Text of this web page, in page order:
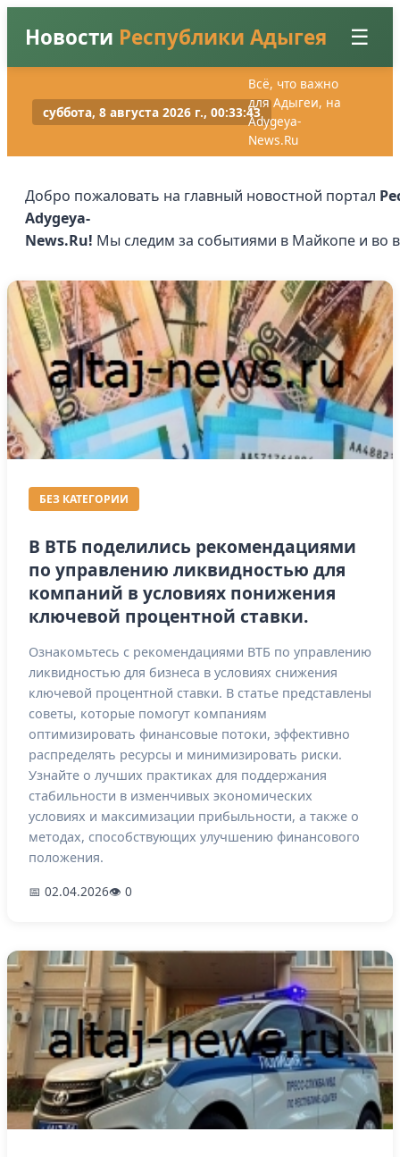
Новости Республики Адыгея ☰
Главная
Новости
Вход
Регистрация
суббота, 8 августа 2026 г., 00:33:44
Всё, что важно
для Адыгеи, на
Adygeya-
News.Ru
Добро пожаловать на главный новостной портал
Adygeya-
News.Ru! Мы следим за событиями в Майкопе и во
БЕЗ КАТЕГОРИИ
В ВТБ поделились рекомендациями
по управлению ликвидностью для
компаний в условиях понижения
ключевой процентной ставки.
Ознакомьтесь с рекомендациями ВТБ по управлению
ликвидностью для бизнеса в условиях снижения
ключевой процентной ставки. В статье представлены
советы, которые помогут компаниям
оптимизировать финансовые потоки, эффективно
распределять ресурсы и минимизировать риски.
Узнайте о лучших практиках для поддержания
стабильности в изменчивых экономических
условиях и максимизации прибыльности, а также о
методах, способствующих улучшению финансового
положения.
📅 02.04.2026👁 0